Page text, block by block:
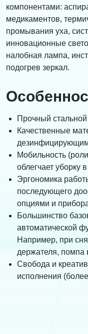
компонентами:
медикаментов,
промывания уха,
инновационные
налобная лампа,
подогрев зеркал.
Прочный стальной
Качественные
дезинфицирующим
Мобильность
облегчает уборку
Эргономика
последующего
опциями и
Большинство
автоматической
Например, при
держателя, помпа
Свобода и
исполнения